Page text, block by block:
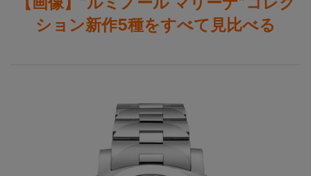
ション新作5種をすべて見比べる